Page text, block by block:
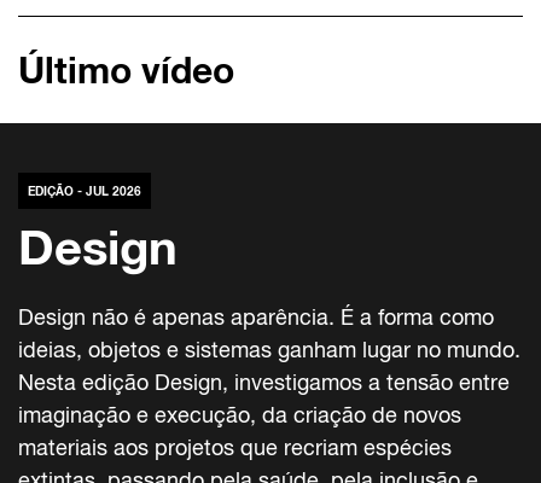
Último vídeo
EDIÇÃO - JUL 2026
Design
Design não é apenas aparência. É a forma como
ideias, objetos e sistemas ganham lugar no mundo.
Nesta edição Design, investigamos a tensão entre
imaginação e execução, da criação de novos
materiais aos projetos que recriam espécies